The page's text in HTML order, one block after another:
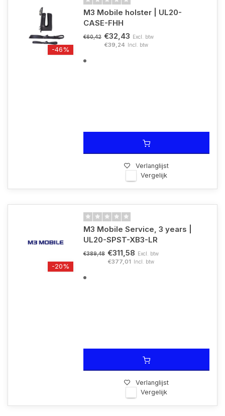
-46%
M3 Mobile holster | UL20-
CASE-FHH
€60,42 €32,43 Excl. btw
€39,24 Incl. btw
Verlanglijst
Vergelijk
-20%
M3 Mobile Service, 3 years |
UL20-SPST-XB3-LR
€389,48 €311,58 Excl. btw
€377,01 Incl. btw
Verlanglijst
Vergelijk